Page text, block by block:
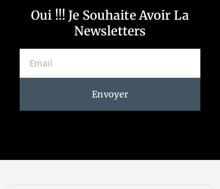
Oui !!! Je Souhaite Avoir La
Newsletters
Envoyer